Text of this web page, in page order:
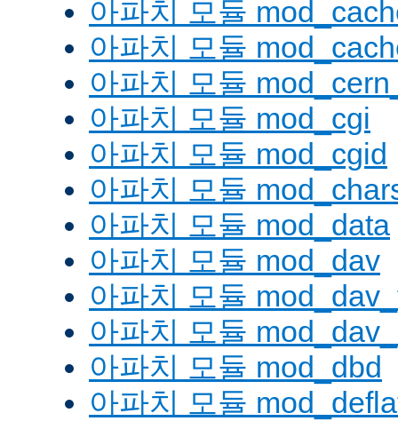
아파치 모듈
아파치 모듈
아파치 모듈
아파치 모듈 mod_cgi
아파치 모듈 mod_cgid
아파치 모듈
아파치 모듈 mod_data
아파치 모듈 mod_dav
아파치 모듈
아파치 모듈
아파치 모듈 mod_dbd
아파치 모듈